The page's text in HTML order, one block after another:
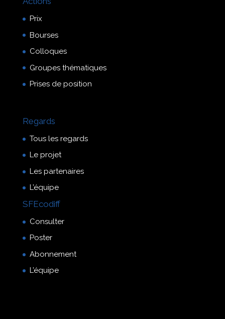
Prix
Bourses
Colloques
Groupes thématiques
Prises de position
Regards
Tous les regards
Le projet
Les partenaires
L’équipe
SFEcodiff
Consulter
Poster
Abonnement
L’équipe